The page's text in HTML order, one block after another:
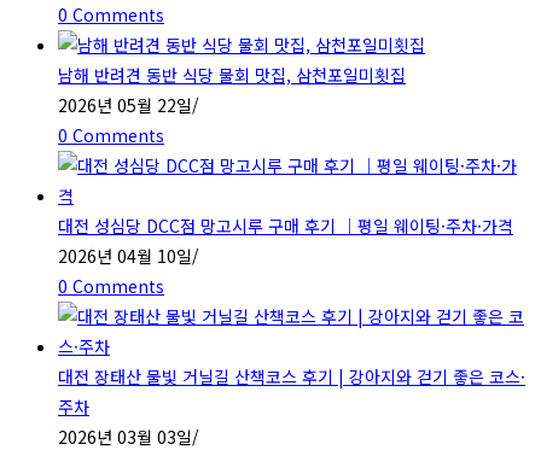
0 Comments
남해 반려견 동반 식당 물회 맛집, 삼천포일미횟집
2026년 05월 22일/
0 Comments
대전 성심당 DCC점 망고시루 구매 후기 ｜평일 웨이팅·주차·가격
2026년 04월 10일/
0 Comments
대전 장태산 물빛 거닐길 산책코스 후기 | 강아지와 걷기 좋은 코스·
주차
2026년 03월 03일/